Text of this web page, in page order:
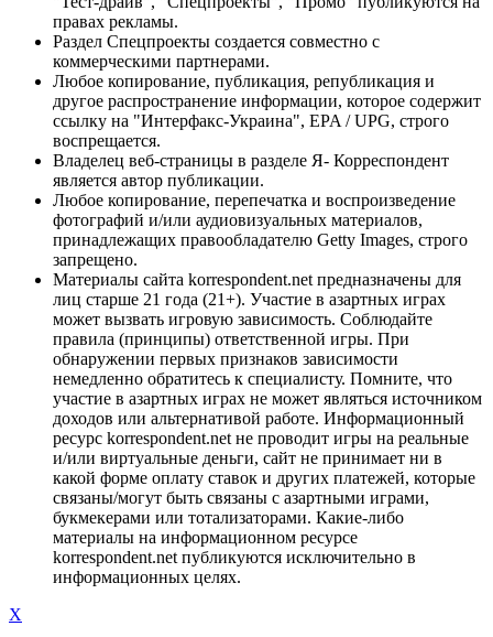
правах рекламы.
Раздел Спецпроекты создается совместно с
коммерческими партнерами.
Любое копирование, публикация, републикация и
другое распространение информации, которое содержит
ссылку на "Интерфакс-Украина", EPA / UPG, строго
воспрещается.
Владелец веб-страницы в разделе Я- Корреспондент
является автор публикации.
Любое копирование, перепечатка и воспроизведение
фотографий и/или аудиовизуальных материалов,
принадлежащих правообладателю Getty Images, строго
запрещено.
Материалы сайта korrespondent.net предназначены для
лиц старше 21 года (21+). Участие в азартных играх
может вызвать игровую зависимость. Соблюдайте
правила (принципы) ответственной игры. При
обнаружении первых признаков зависимости
немедленно обратитесь к специалисту. Помните, что
участие в азартных играх не может являться источником
доходов или альтернативой работе. Информационный
ресурс korrespondent.net не проводит игры на реальные
и/или виртуальные деньги, сайт не принимает ни в
какой форме оплату ставок и других платежей, которые
связаны/могут быть связаны с азартными играми,
букмекерами или тотализаторами. Какие-либо
материалы на информационном ресурсе
korrespondent.net публикуются исключительно в
информационных целях.
X